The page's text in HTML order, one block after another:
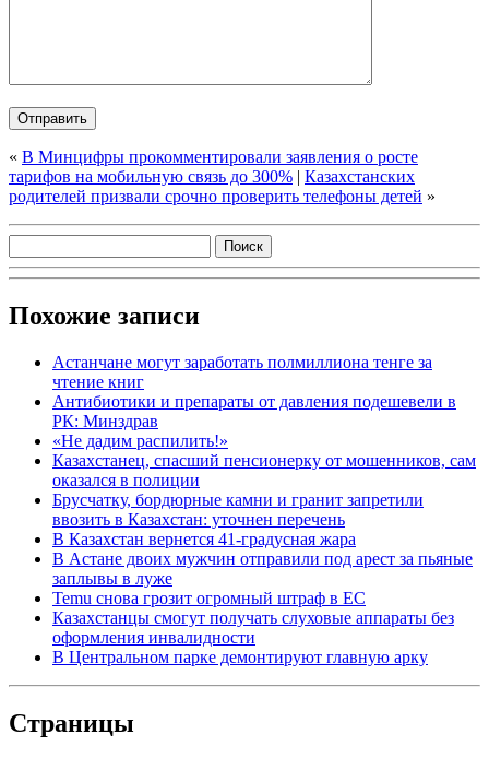
« В Минцифры прокомментировали заявления о росте
тарифов на мобильную связь до 300% | Казахстанских
родителей призвали срочно проверить телефоны детей »
Похожие записи
Астанчане могут заработать полмиллиона тенге за
чтение книг
Антибиотики и препараты от давления подешевели в
РК: Минздрав
«Не дадим распилить!»
Казахстанец, спасший пенсионерку от мошенников, сам
оказался в полиции
Брусчатку, бордюрные камни и гранит запретили
ввозить в Казахстан: уточнен перечень
В Казахстан вернется 41-градусная жара
В Астане двоих мужчин отправили под арест за пьяные
заплывы в луже
Temu снова грозит огромный штраф в ЕС
Казахстанцы смогут получать слуховые аппараты без
оформления инвалидности
В Центральном парке демонтируют главную арку
Страницы